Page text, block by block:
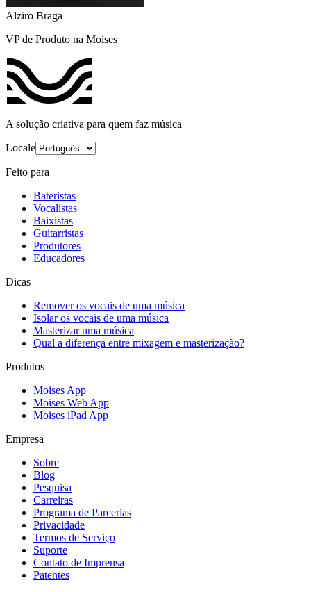
Alziro Braga
VP de Produto na Moises
A solução criativa para quem faz música
Locale
Feito para
Bateristas
Vocalistas
Baixistas
Guitarristas
Produtores
Educadores
Dicas
Remover os vocais de uma música
Isolar os vocais de uma música
Masterizar uma música
Qual a diferença entre mixagem e masterização?
Produtos
Moises App
Moises Web App
Moises iPad App
Empresa
Sobre
Blog
Pesquisa
Carreiras
Programa de Parcerias
Privacidade
Termos de Serviço
Suporte
Contato de Imprensa
Patentes